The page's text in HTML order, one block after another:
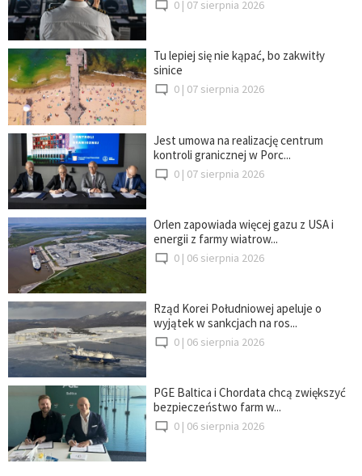
0 | 07 sierpnia 2026
Tu lepiej się nie kąpać, bo zakwitły
sinice
0 | 07 sierpnia 2026
Jest umowa na realizację centrum
kontroli granicznej w Porc...
0 | 07 sierpnia 2026
Orlen zapowiada więcej gazu z USA i
energii z farmy wiatrow...
0 | 06 sierpnia 2026
Rząd Korei Południowej apeluje o
wyjątek w sankcjach na ros...
0 | 06 sierpnia 2026
PGE Baltica i Chordata chcą zwiększyć
bezpieczeństwo farm w...
0 | 06 sierpnia 2026